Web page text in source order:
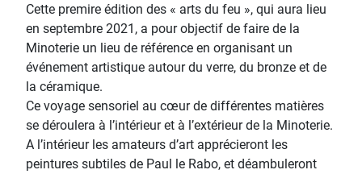
Cette premire édition des « arts du feu », qui aura lieu
en septembre 2021, a pour objectif de faire de la
Minoterie un lieu de référence en organisant un
événement artistique autour du verre, du bronze et de
la céramique.
Ce voyage sensoriel au cœur de différentes matières
se déroulera à l’intérieur et à l’extérieur de la Minoterie.
A l’intérieur les amateurs d’art apprécieront les
peintures subtiles de Paul le Rabo, et déambuleront